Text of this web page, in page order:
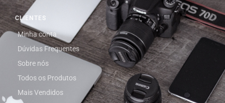
CLIENTES
Minha conta
Dúvidas Frequentes
Sobre nós
Todos os Produtos
Mais Vendidos